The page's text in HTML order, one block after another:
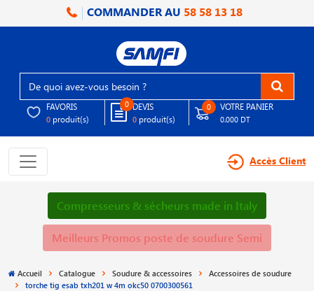
COMMANDER AU 58 58 13 18
FAVORIS
0 produit(s)
0 DEVIS
0 produit(s)
0 VOTRE PANIER
0.000 DT
Accès Client
Compresseurs & sécheurs made in Italy
Meilleurs Promos poste de soudure Semi
Accueil Catalogue Soudure & accessoires
Accessoires de soudure
torche tig esab txh201 w 4m okc50 0700300561